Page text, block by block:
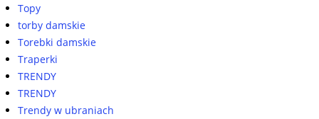
Topy
torby damskie
Torebki damskie
Traperki
TRENDY
TRENDY
Trendy w ubraniach